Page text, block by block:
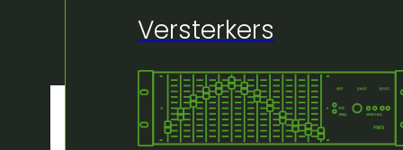
Versterkers